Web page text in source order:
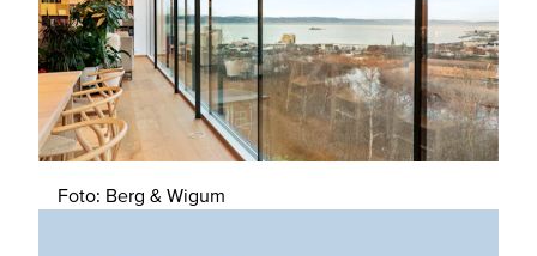
Foto: Berg & Wigum